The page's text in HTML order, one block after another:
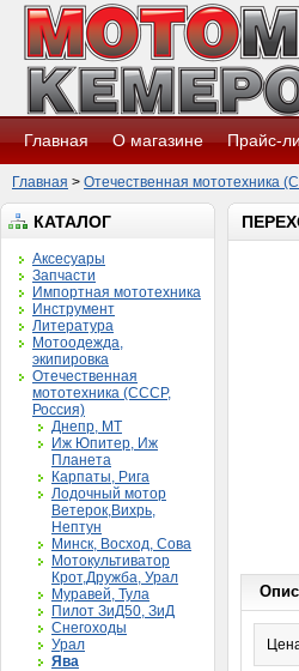
Главная О магазине Прайс-
Главная > Отечественная мототехника
КАТАЛОГ
Аксесуары
Запчасти
Импортная мототехника
Инструмент
Литература
Мотоодежда,
экипировка
Отечественная
мототехника (СССР,
Россия)
Днепр, МТ
Иж Юпитер, Иж
Планета
Карпаты, Рига
Лодочный мотор
Ветерок,Вихрь,
Нептун
Минск, Восход, Сова
Мотокультиватор
Крот,Дружба, Урал
Муравей, Тула
Пилот ЗиД50, ЗиД
Снегоходы
Урал
Ява